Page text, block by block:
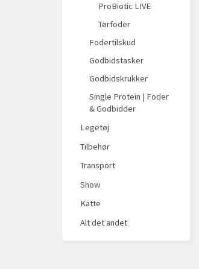
ProBiotic LIVE
Tørfoder
Fodertilskud
Godbidstasker
Godbidskrukker
Single Protein | Foder
& Godbidder
Legetøj
Tilbehør
Transport
Show
Katte
Alt det andet